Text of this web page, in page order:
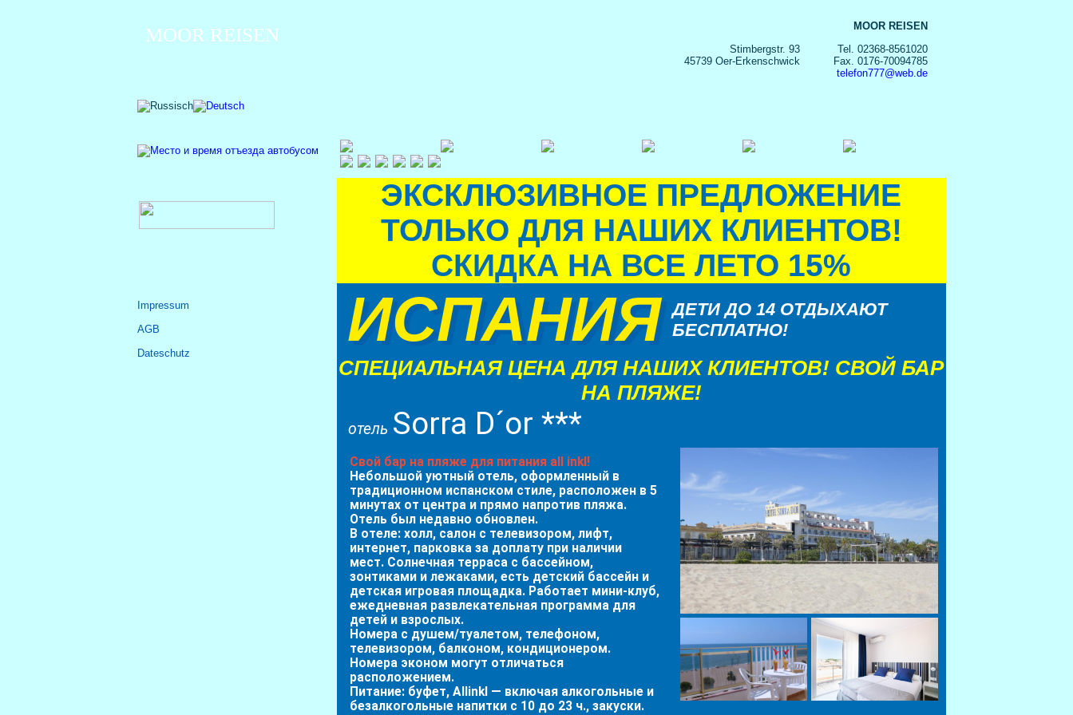
MOOR REISEN
MOOR REISEN
Stimbergstr. 93
45739 Oer-Erkenschwick
Tel. 02368-8561020
Fax. 0176-70094785
telefon777@web.de
Impressum
AGB
Dateschutz
ЭКСКЛЮЗИВНОЕ ПРЕДЛОЖЕНИЕ
ТОЛЬКО ДЛЯ НАШИХ КЛИЕНТОВ!
СКИДКА НА ВСЕ ЛЕТО 15%
ИСПАНИЯ ДЕТИ ДО 14 ОТДЫХАЮТ
БЕСПЛАТНО!
СПЕЦИАЛЬНАЯ ЦЕНА ДЛЯ НАШИХ КЛИЕНТОВ! СВОЙ БАР
НА ПЛЯЖЕ!
отель Sorra D´or ***
Свой бар на пляже для питания all inkl!
Небольшой уютный отель, оформленный в
традиционном испанском стиле, расположен в 5
минутах от центра и прямо напротив пляжа.
Oтель был недавно обновлен.
В отеле:холл, салон с телевизором, лифт,
интернет, парковка за доплату при наличии
мест. Солнечная терраса с бассейном,
зонтиками и лежаками, есть детский бассейн и
детская игровая площадка. Работает мини-клуб,
ежедневная развлекательная программа для
детей и взрослых.
Номера с душем/туалетом, телефоном,
телевизором, балконом, кондиционером.
Номера эконом могут отличаться
расположением.
Питание:буфет, Allinkl — включая алкогольные и
безалкогольные напитки с 10 до 23 ч., закуски.